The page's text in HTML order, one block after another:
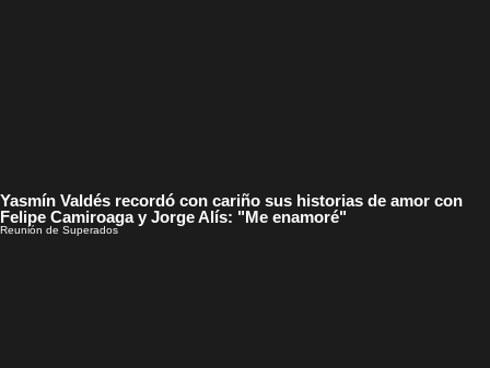
Yasmín Valdés recordó con cariño sus historias de amor con
Felipe Camiroaga y Jorge Alís: "Me enamoré"
Reunión de Superados